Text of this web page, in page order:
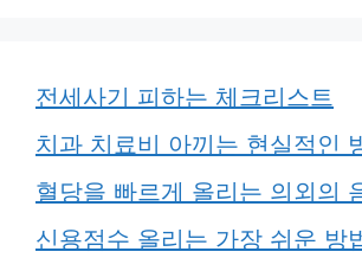
전세사기 피하는 체크리스트
치과 치료비 아끼는 현실적인
혈당을 빠르게 올리는 의외의
신용점수 올리는 가장 쉬운 방